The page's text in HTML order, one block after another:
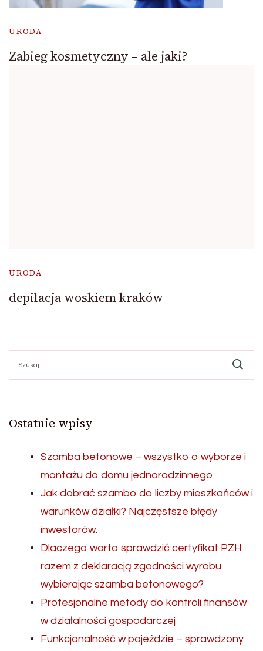
URODA
Zabieg kosmetyczny – ale jaki?
URODA
depilacja woskiem kraków
Ostatnie wpisy
Szamba betonowe – wszystko o wyborze i
montażu do domu jednorodzinnego
Jak dobrać szambo do liczby mieszkańców i
warunków działki? Najczęstsze błędy
inwestorów.
Dlaczego warto sprawdzić certyfikat PZH
razem z deklaracją zgodności wyrobu
wybierając szamba betonowego?
Profesjonalne metody do kontroli finansów
w działalności gospodarczej
Funkcjonalność w pojeździe – sprawdzony